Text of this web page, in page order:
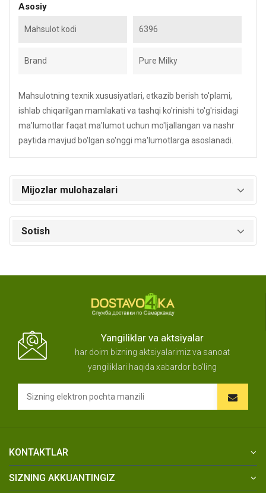
Asosiy
Mahsulot kodi 6396
Brand Pure Milky
Mahsulotning texnik xususiyatlari, etkazib berish to'plami,
ishlab chiqarilgan mamlakati va tashqi ko'rinishi to'g'risidagi
ma'lumotlar faqat ma'lumot uchun mo'ljallangan va nashr
paytida mavjud bo'lgan so'nggi ma'lumotlarga asoslanadi.
Mijozlar mulohazalari
Sotish
Yangiliklar va aktsiyalar
har doim bizning aktsiyalarimiz va sanoat
yangiliklari haqida xabardor bo'ling
KONTAKTLAR
SIZNING AKKUANTINGIZ